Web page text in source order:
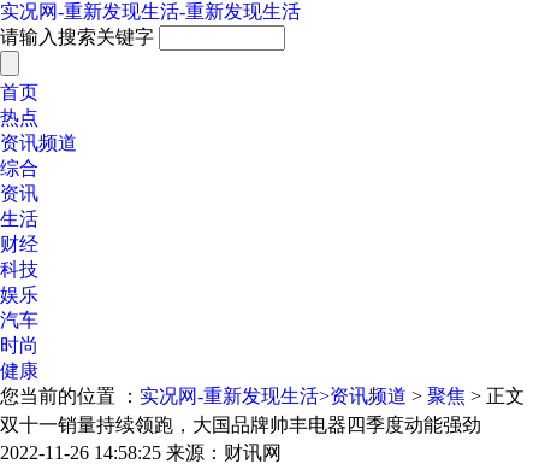
实况网-重新发现生活-重新发现生活
请输入搜索关键字
首页
热点
资讯频道
综合
资讯
生活
财经
科技
娱乐
汽车
时尚
健康
您当前的位置 ： 实况网-重新发现生活>资讯频道 > 聚焦 > 正文
双十一销量持续领跑，大国品牌帅丰电器四季度动能强劲
2022-11-26 14:58:25 来源：财讯网